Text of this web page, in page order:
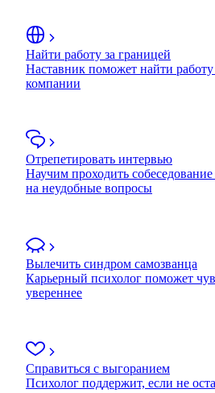
Найти работу за границей
Наставник поможет найти
компании
Отрепетировать интервью
Научим проходить собеседование
на неудобные вопросы
Вылечить синдром самозванца
Карьерный психолог поможет
увереннее
Справиться с выгоранием
Психолог поддержит, если не